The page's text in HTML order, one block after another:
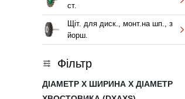
ст.
Щіт. для диск., монт.на шп., з
йорш.
Фільтр
ДІАМЕТР X ШИРИНА X ДІАМЕТР